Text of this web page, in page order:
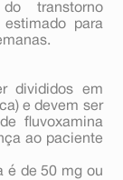
transtorno
estimado para
divididos em
e devem ser
fluvoxamina
ao paciente
é de 50 mg ou